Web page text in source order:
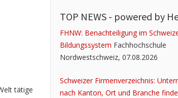
tätige
TOP NEWS - powered by
FHNW: Benachteiligung im
Bildungssystem Fachhochschule
Nordwestschweiz, 07.08.2026
Schweizer Firmenverzeichnis:
nach Kanton, Ort und Branche